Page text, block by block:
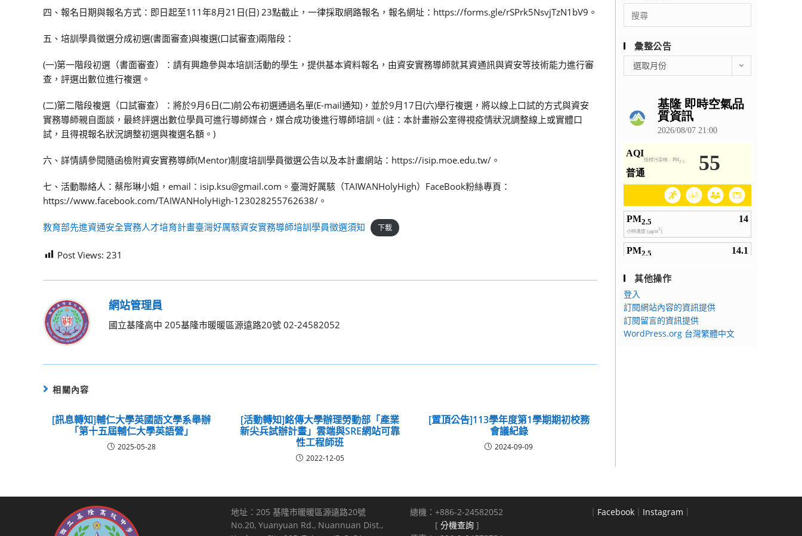
四、報名日期與報名方式：即日起至111年8月21日(日) 23點截止，一律採取網路報名，報名網址：https://forms.gle/rSPrk5NsvjTzN1bV9。
五、培訓學員徵選分成初選(書面審查)與複選(口試審查)兩階段：
(一)第一階段初選（書面審查）：請有興趣參與本培訓活動的學生，提供基本資料報名，由資安實務導師就其資通訊與資安等技術能力進行審
查，評選出數位進行複選。
(二)第二階段複選（口試審查）：將於9月6日(二)前公布初選通過名單(E-mail通知)，並於9月17日(六)舉行複選，將以線上口試的方式與資安
實務導師親自面談，最終評選出數位學員可進行導師媒合，媒合成功後進行導師培訓。(註：本計畫辦公室得視疫情狀況調整線上或實體口
試，且得視報名狀況調整初選與複選名額。)
六、詳情請參閱隨函檢附資安實務導師(Mentor)制度培訓學員徵選公告以及本計畫網站：https://isip.moe.edu.tw/。
七、活動聯絡人：蔡彤琳小姐，email：isip.ksu@gmail.com。臺灣好厲駭（TAIWANHolyHigh）FaceBook粉絲專頁：
https://www.facebook.com/TAIWANHolyHigh-123028255762638/。
教育部先進資通安全實務人才培育計畫臺灣好厲駭資安實務導師培訓學員徵選須知 下載
Post Views: 231
網站管理員
國立基隆高中 205基隆市暖暖區源遠路20號 02-24582052
相關內容
[訊息轉知]輔仁大學英國語文學系舉辦
「第十五屆輔仁大學英語營」
2025-05-28
[活動轉知]銘傳大學辦理勞動部「產業
新尖兵試辦計畫」雲端與SRE網站可靠
性工程師班
2022-12-05
[置頂公告]113學年度第1學期期初校務
會議紀錄
2024-09-09
Search
for:
彙整公告
整
選取月份
其他操作
登入
訂閱網站內容的資訊提供
訂閱留言的資訊提供
WordPress.org 台灣繁體中文
地址：205 基隆市暖暖區源遠路20號
No.20, Yuanyuan Rd., Nuannuan Dist.,
總機：+886-2-24582052
[ 分機查詢 ]
｜ Facebook ｜ Instagram ｜